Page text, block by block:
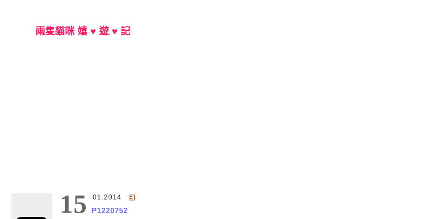
兩隻貓咪 嬉 ♥ 遊 ♥ 記
15 01.2014
P1220752